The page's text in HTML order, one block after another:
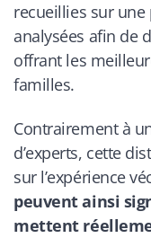
recueillies sur
analysées afin de
offrant les
familles.
Contrairement à
d’experts, cette
sur l’expérience
peuvent ainsi
mettent